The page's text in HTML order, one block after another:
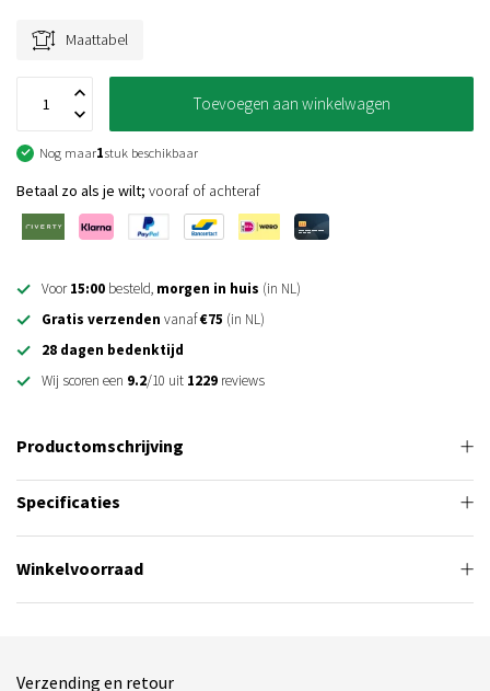
Maattabel
Toevoegen aan winkelwagen
Nog maar1stuk beschikbaar
Betaal zo als je wilt; vooraf of achteraf
Voor15:00 besteld, morgen in huis (in NL)
Gratis verzenden vanaf€75 (in NL)
28 dagen bedenktijd
Wij scoren een 9.2/10 uit 1229 reviews
Productomschrijving
Specificaties
Winkelvoorraad
Verzending en retour